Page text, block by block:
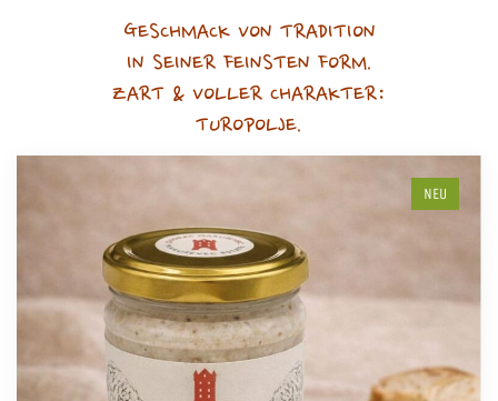
GESCHMACK VON TRADITION
IN SEINER FEINSTEN FORM.
ZART & VOLLER CHARAKTER:
TUROPOLJE.
NEU